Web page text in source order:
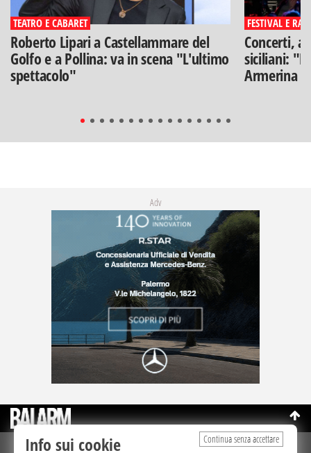
TEATRO E CABARET
Roberto Lipari a Castellammare del
Golfo e a Pollina: va in scena "L'ultimo
spettacolo"
FESTIVAL E
Concerti,
siciliani:
Armerina
Adv
Continua senza accettare
Info sui cookie